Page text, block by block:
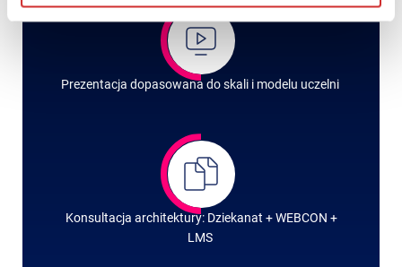
Prezentacja dopasowana do skali i modelu uczelni
Konsultacja architektury: Dziekanat + WEBCON +
LMS